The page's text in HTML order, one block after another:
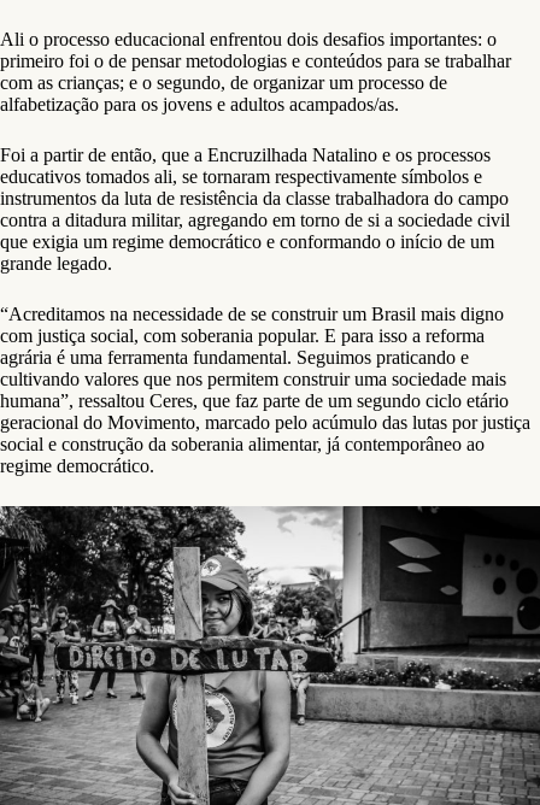
Ali o processo educacional enfrentou dois desafios importantes: o
primeiro foi o de pensar metodologias e conteúdos para se trabalhar
com as crianças; e o segundo, de organizar um processo de
alfabetização para os jovens e adultos acampados/as.
Foi a partir de então, que a Encruzilhada Natalino e os processos
educativos tomados ali, se tornaram respectivamente símbolos e
instrumentos da luta de resistência da classe trabalhadora do campo
contra a ditadura militar, agregando em torno de si a sociedade civil
que exigia um regime democrático e conformando o início de um
grande legado.
“Acreditamos na necessidade de se construir um Brasil mais digno
com justiça social, com soberania popular. E para isso a reforma
agrária é uma ferramenta fundamental. Seguimos praticando e
cultivando valores que nos permitem construir uma sociedade mais
humana”, ressaltou Ceres, que faz parte de um segundo ciclo etário
geracional do Movimento, marcado pelo acúmulo das lutas por justiça
social e construção da soberania alimentar, já contemporâneo ao
regime democrático.